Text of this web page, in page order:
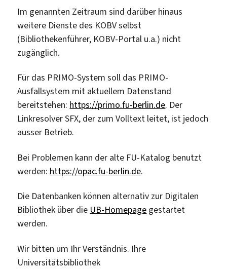
Im genannten Zeitraum sind darüber hinaus
weitere Dienste des KOBV selbst
(Bibliothekenführer, KOBV-Portal u.a.) nicht
zugänglich.
Für das PRIMO-System soll das PRIMO-
Ausfallsystem mit aktuellem Datenstand
bereitstehen: https://primo.fu-berlin.de. Der
Linkresolver SFX, der zum Volltext leitet, ist jedoch
ausser Betrieb.
Bei Problemen kann der alte FU-Katalog benutzt
werden: https://opac.fu-berlin.de.
Die Datenbanken können alternativ zur Digitalen
Bibliothek über die UB-Homepage gestartet
werden.
Wir bitten um Ihr Verständnis. Ihre
Universitätsbibliothek